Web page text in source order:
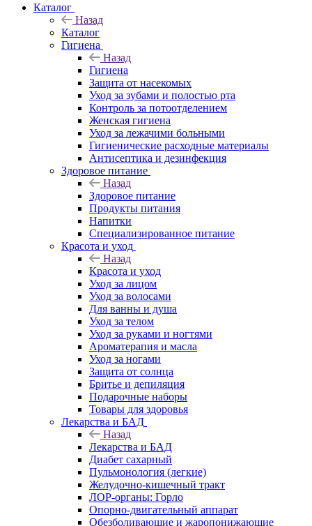
Каталог
Назад
Каталог
Гигиена
Назад
Гигиена
Защита от насекомых
Уход за зубами и полостью рта
Контроль за потоотделением
Женская гигиена
Уход за лежачими больными
Гигиенические расходные материалы
Антисептика и дезинфекция
Здоровое питание
Назад
Здоровое питание
Продукты питания
Напитки
Специализированное питание
Красота и уход
Назад
Красота и уход
Уход за лицом
Уход за волосами
Для ванны и душа
Уход за телом
Уход за руками и ногтями
Ароматерапия и масла
Уход за ногами
Защита от солнца
Бритье и депиляция
Подарочные наборы
Товары для здоровья
Лекарства и БАД
Назад
Лекарства и БАД
Диабет сахарный
Пульмонология (легкие)
Желудочно-кишечный тракт
ЛОР-органы: Горло
Опорно-двигательный аппарат
Обезболивающие и жаропонижающие